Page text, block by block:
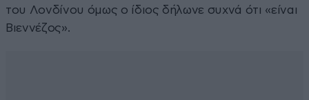
του Λονδίνου όμως ο ίδιος δήλωνε συχνά ότι «είναι
Βιεννέζος».